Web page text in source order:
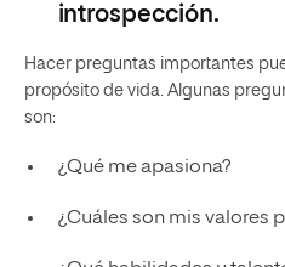
introspección.
Hacer preguntas importantes
propósito de vida. Algunas
son:
¿Qué me apasiona?
¿Cuáles son mis valores